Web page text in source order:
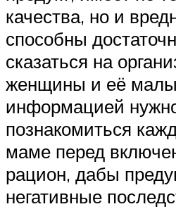
качества, но и
способны
сказаться на
женщины и её
информацией
познакомиться
маме перед
рацион, дабы
негативные